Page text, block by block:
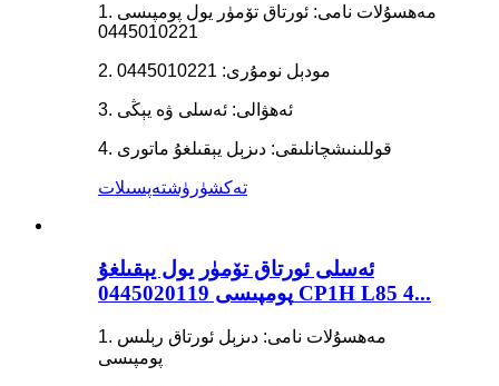
1. مەھسۇلات نامى: ئورتاق تۆمۈر يول پومپىسى
0445010221
2. مودېل نومۇرى: 0445010221
3. ئەھۋالى: ئەسلى ۋە يېڭى
4. قوللىنىشچانلىقى: دىزېل يېقىلغۇ ماتورى
تەكشۈرۈشتەپسىلات
ئەسلى ئورتاق تۆمۈر يول يېقىلغۇ
پومپىسى 0445020119 CP1H L85 4...
1. مەھسۇلات نامى: دىزېل ئورتاق رېلىس
پومپىسى